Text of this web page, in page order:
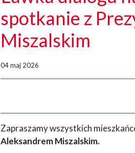
spotkanie z
Miszalskim
04 maj 2026
Zapraszamy wszystkich
Aleksandrem Miszalskim.